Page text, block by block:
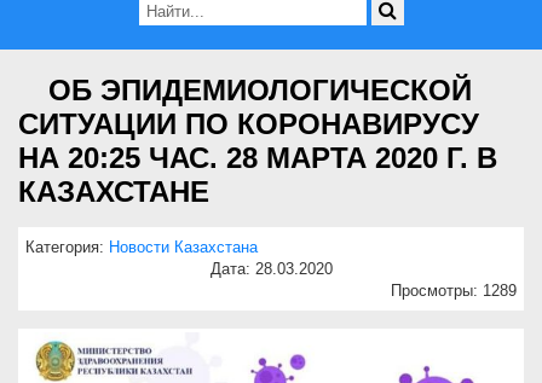
⠀ ОБ ЭПИДЕМИОЛОГИЧЕСКОЙ
СИТУАЦИИ ПО КОРОНАВИРУСУ
НА 20:25 ЧАС. 28 МАРТА 2020 Г. В
КАЗАХСТАНЕ
Категория: Новости Казахстана
Дата: 28.03.2020
Просмотры: 1289